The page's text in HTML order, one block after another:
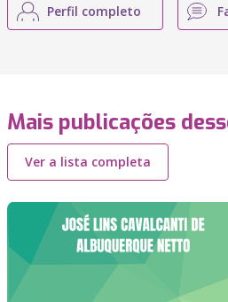
Perfil completo
Mais publicações
Ver a lista completa